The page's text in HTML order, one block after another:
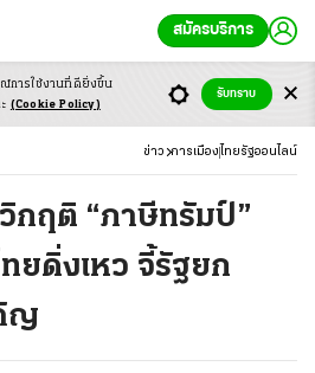
สมัครบริการ
ข่าว การเมือง ไทยรัฐออนไลน์
กฤติ “ภาษีทรัมป์”
ยดิ่งเหว จี้รัฐยก
ญ
การใช้งานที่ดียิ่งขึ้น
(Cookie Policy)
รับทราบ